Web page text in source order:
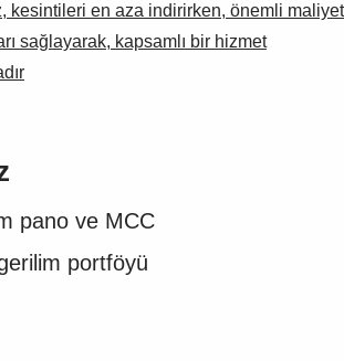
kesintileri en aza indirirken, önemli maliyet
sağlayarak, kapsamlı bir hizmet
pano ve MCC
portföyü